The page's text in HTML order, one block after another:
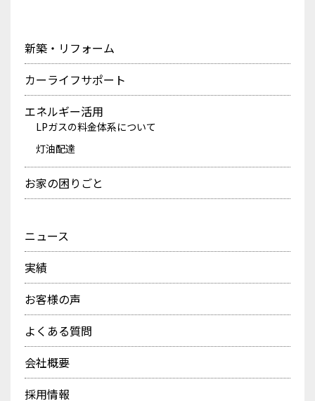
新築・リフォーム
カーライフサポート
エネルギー活用
LPガスの料金体系について
灯油配達
お家の困りごと
ニュース
実績
お客様の声
よくある質問
会社概要
採用情報